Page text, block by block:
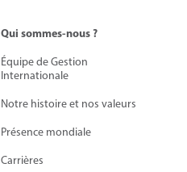
Qui sommes-nous ?
Équipe de Gestion
Internationale
Notre histoire et nos valeurs
Présence mondiale
Carrières